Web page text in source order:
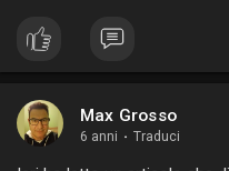
Max Grosso
6 anni · Traduci